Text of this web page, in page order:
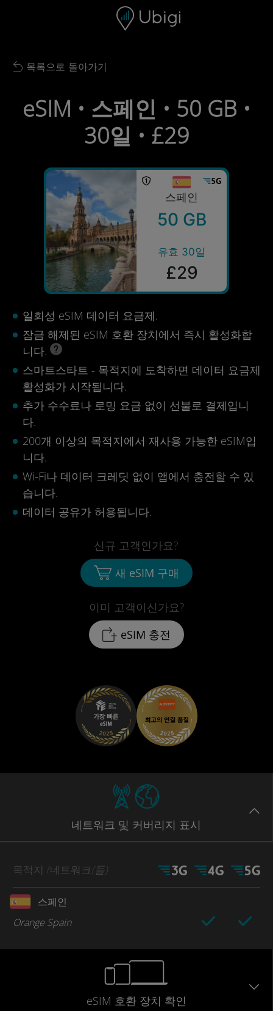
내비게이션 바 하단
Back to list
목록으로 돌아가기
eSIM • 스페인 • 50 GB •
30일 • £29
스페인
50 GB
유효 30일
£29
일회성 eSIM 데이터 요금제.
잠금 해제된 eSIM 호환 장치에서 즉시 활성화합
니다.
스마트스타트 - 목적지에 도착하면 데이터 요금제
활성화가 시작됩니다.
추가 수수료나 로밍 요금 없이 선불로 결제입니
다.
200개 이상의 목적지에서 재사용 가능한 eSIM입
니다.
Wi-Fi나 데이터 크레딧 없이 앱에서 충전할 수 있
습니다.
데이터 공유가 허용됩니다.
이미 고객이신가요?
eSIM 충전
신규 고객인가요?
새 eSIM 구매
네트워크 및 커버리지 표시
목적지 /네트워크(들)
스페인
Orange Spain
eSIM 호환 장치 확인